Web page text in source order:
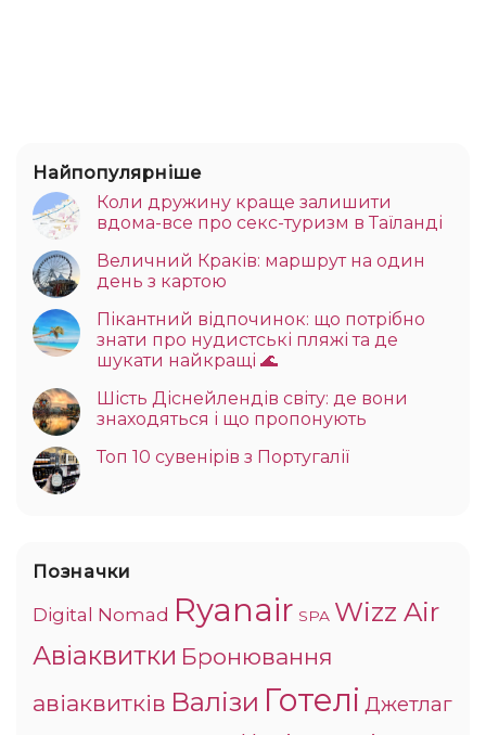
Найпопулярніше
Коли дружину краще залишити
вдома-все про секс-туризм в Таїланді
Величний Краків: маршрут на один
день з картою
Пікантний відпочинок: що потрібно
знати про нудистські пляжі та де
шукати найкращі 🌊
Шість Діснейлендів світу: де вони
знаходяться і що пропонують
Топ 10 сувенірів з Португалії
Позначки
Digital Nomad Ryanair SPA Wizz Air
Авіаквитки Бронювання
авіаквитків Валізи Готелі Джетлаг